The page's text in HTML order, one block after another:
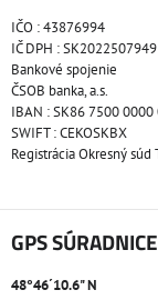
IČO : 43876994
IČ DPH : SK2022507949
Bankové spojenie
ČSOB banka, a.s.
IBAN : SK86 7500
SWIFT : CEKOSKBX
Registrácia Okresný
GPS SÚRADNICE
48°46´10.6" N